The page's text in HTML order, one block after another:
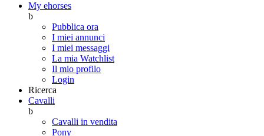
My ehorses
b
Pubblica ora
I miei annunci
I miei messaggi
La mia Watchlist
Il mio profilo
Login
Ricerca
Cavalli
b
Cavalli in vendita
Pony